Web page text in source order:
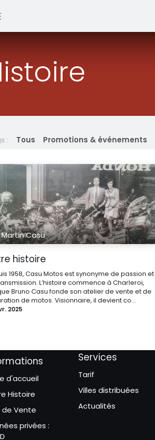
: Tous Promotions & événements
Martin Casu
histoire
1958, Casu Motos est synonyme de passion et
L’histoire commence à Charleroi,
Bruno Casu fonde son atelier de vente et de
de motos. Visionnaire, il devient co...
2025
d'accueil
Histoire
de Vente
privées :
Services
Tarif
Villes distribuées
Actualités